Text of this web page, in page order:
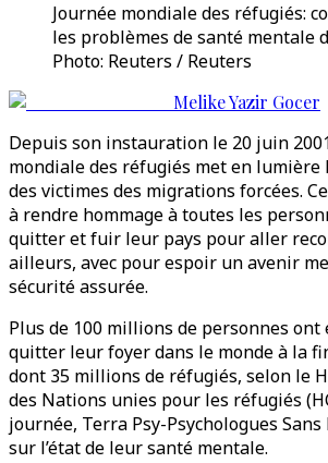
Journée mondiale des réfugiés:
les problèmes de santé mentale
Photo: Reuters / Reuters
Melike Yazir Gocer
Depuis son instauration le 20 juin
mondiale des réfugiés met en lumière
des victimes des migrations forcées.
à rendre hommage à toutes les
quitter et fuir leur pays pour aller
ailleurs, avec pour espoir un avenir
sécurité assurée.
Plus de 100 millions de personnes
quitter leur foyer dans le monde à la
dont 35 millions de réfugiés, selon le
des Nations unies pour les réfugiés
journée, Terra Psy-Psychologues
sur l’état de leur santé mentale.